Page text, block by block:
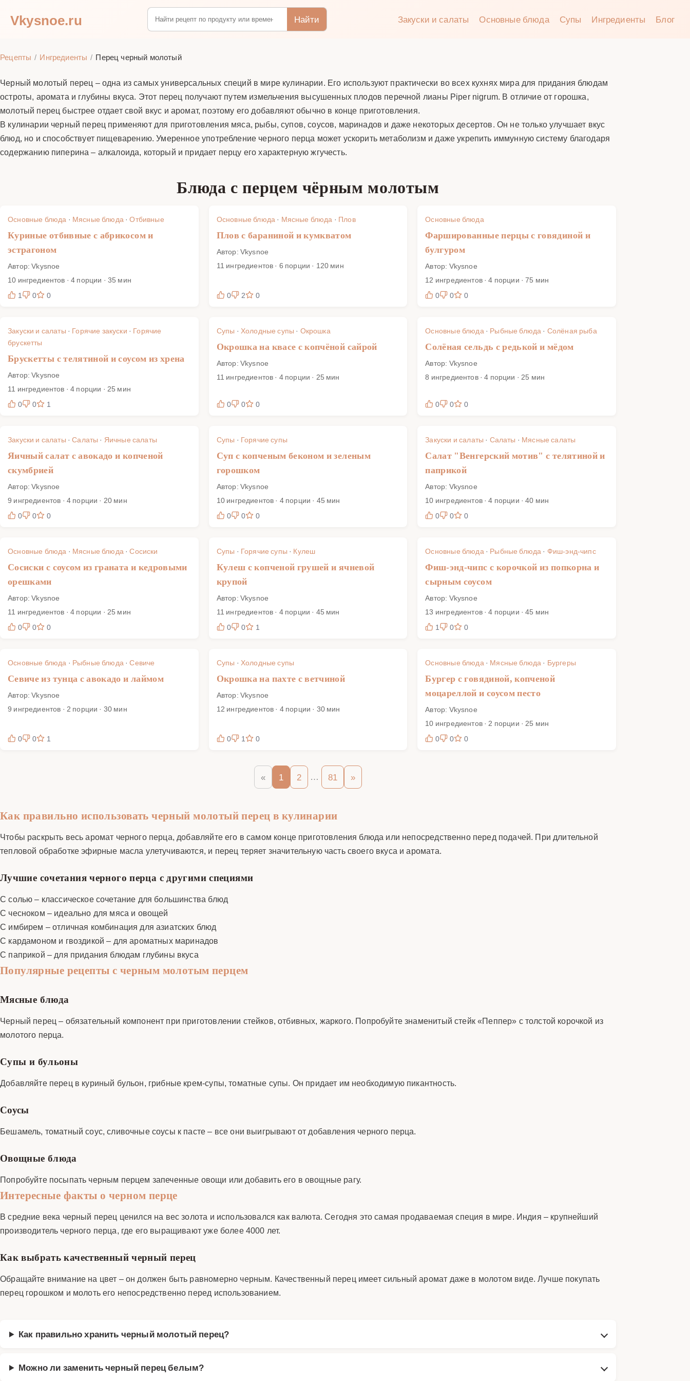
Vkysnoe.ru Найти Закуски и салаты Основные блюда Супы Ингредиенты Блог
Рецепты Ингредиенты Перец черный молотый
Черный молотый перец – одна из самых универсальных специй в мире кулинарии. Его используют практически во всех кухнях мира для придания блюдам
остроты, аромата и глубины вкуса. Этот перец получают путем измельчения высушенных плодов перечной лианы Piper nigrum. В отличие от горошка,
молотый перец быстрее отдает свой вкус и аромат, поэтому его добавляют обычно в конце приготовления.
В кулинарии черный перец применяют для приготовления мяса, рыбы, супов, соусов, маринадов и даже некоторых десертов. Он не только улучшает вкус
блюд, но и способствует пищеварению. Умеренное употребление черного перца может ускорить метаболизм и даже укрепить иммунную систему благодаря
содержанию пиперина – алкалоида, который и придает перцу его характерную жгучесть.
Блюда с перцем чёрным молотым
Основные блюда · Мясные блюда·Отбивные
Куриные отбивные с абрикосом и
эстрагоном
Автор: Vkysnoe
10 ингредиентов · 4 порции · 35 мин
1
0 0
Основные блюда · Мясные блюда · Плов
Плов с бараниной и кумкватом
Автор: Vkysnoe
11 ингредиентов · 6 порции · 120 мин
0 2 0
Основные блюда
Фаршированные перцы с говядиной и
булгуром
Автор: Vkysnoe
12 ингредиентов · 4 порции · 75 мин
0
0 0
Закуски и салаты · Горячие закуски · Горячие
брускетты
Брускетты с телятиной и соусом из хрена
Автор: Vkysnoe
11 ингредиентов · 4 порции · 25 мин
0
0 1
Супы · Холодные супы · Окрошка
Окрошка на квасе с копчёной сайрой
Автор: Vkysnoe
11 ингредиентов · 4 порции · 25 мин
0 0 0
Основные блюда· Рыбные блюда · Солёная рыба
Солёная сельдь с редькой и мёдом
Автор: Vkysnoe
8 ингредиентов · 4 порции · 25 мин
0 0 0
Закуски и салаты ·Салаты · Яичные салаты
Яичный салат с авокадо и копченой
скумбрией
Автор: Vkysnoe
9 ингредиентов · 4 порции · 20 мин
0
0 0
Супы · Горячие супы
Суп с копченым беконом и зеленым
горошком
Автор: Vkysnoe
10 ингредиентов · 4 порции · 45 мин
0
0 0
Закуски и салаты · Салаты · Мясные салаты
Салат "Венгерский мотив" с телятиной и
паприкой
Автор: Vkysnoe
10 ингредиентов · 4 порции · 40 мин
0
0 0
Основные блюда · Мясные блюда·Сосиски
Сосиски с соусом из граната и кедровыми
орешками
Автор: Vkysnoe
11 ингредиентов · 4 порции · 25 мин
0
0 0
Супы · Горячие супы · Кулеш
Кулеш с копченой грушей и ячневой
крупой
Автор: Vkysnoe
11 ингредиентов · 4 порции · 45 мин
0
0 1
Основные блюда· Рыбные блюда · Фиш-энд-чипс
Фиш-энд-чипс с корочкой из попкорна и
сырным соусом
Автор: Vkysnoe
13 ингредиентов · 4 порции · 45 мин
1
0 0
Основные блюда · Рыбные блюда·Севиче
Севиче из тунца с авокадо и лаймом
Автор: Vkysnoe
9 ингредиентов · 2 порции · 30 мин
0 0 1
Супы · Холодные супы
Окрошка на пахте с ветчиной
Автор: Vkysnoe
12 ингредиентов · 4 порции · 30 мин
0 1 0
Основные блюда· Мясные блюда · Бургеры
Бургер с говядиной, копченой
моцареллой и соусом песто
Автор: Vkysnoe
10 ингредиентов · 2 порции · 25 мин
0
0 0
« 1 2 … 81 »
Как правильно использовать черный молотый перец в кулинарии
Чтобы раскрыть весь аромат черного перца, добавляйте его в самом конце приготовления блюда или непосредственно перед подачей. При длительной
тепловой обработке эфирные масла улетучиваются, и перец теряет значительную часть своего вкуса и аромата.
Лучшие сочетания черного перца с другими специями
С солью – классическое сочетание для большинства блюд
С чесноком – идеально для мяса и овощей
С имбирем – отличная комбинация для азиатских блюд
С кардамоном и гвоздикой – для ароматных маринадов
С паприкой – для придания блюдам глубины вкуса
Популярные рецепты с черным молотым перцем
Мясные блюда
Черный перец – обязательный компонент при приготовлении стейков, отбивных, жаркого. Попробуйте знаменитый стейк «Пеппер» с толстой корочкой из
молотого перца.
Супы и бульоны
Добавляйте перец в куриный бульон, грибные крем-супы, томатные супы. Он придает им необходимую пикантность.
Соусы
Бешамель, томатный соус, сливочные соусы к пасте – все они выигрывают от добавления черного перца.
Овощные блюда
Попробуйте посыпать черным перцем запеченные овощи или добавить его в овощные рагу.
Интересные факты о черном перце
В средние века черный перец ценился на вес золота и использовался как валюта. Сегодня это самая продаваемая специя в мире. Индия – крупнейший
производитель черного перца, где его выращивают уже более 4000 лет.
Как выбрать качественный черный перец
Обращайте внимание на цвет – он должен быть равномерно черным. Качественный перец имеет сильный аромат даже в молотом виде. Лучше покупать
перец горошком и молоть его непосредственно перед использованием.
Как правильно хранить черный молотый перец?
Можно ли заменить черный перец белым?